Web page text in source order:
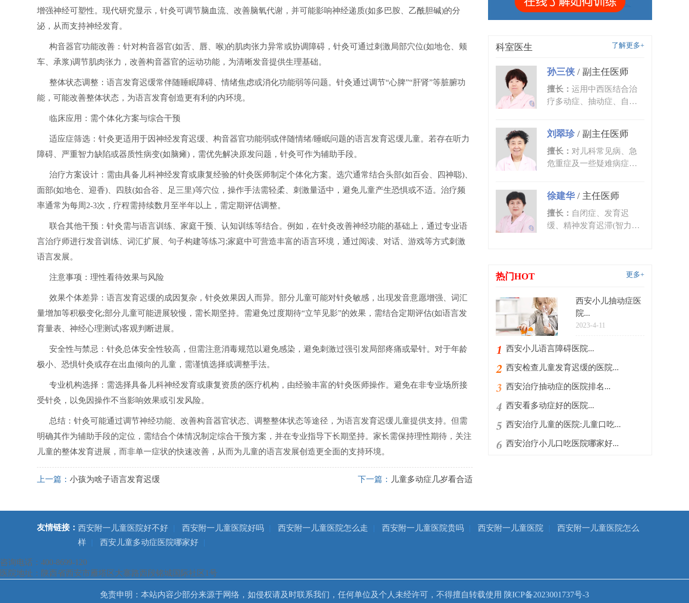
增强神经可塑性。现代研究显示，针灸可调节脑血流、改善脑氧代谢，并可能影响神经递质(如多巴胺、乙酰胆碱)的分
泌，从而支持神经发育。
构音器官功能改善：针对构音器官(如舌、唇、喉)的肌肉张力异常或协调障碍，针灸可通过刺激局部穴位(如地仓、颊
车、承浆)调节肌肉张力，改善构音器官的运动功能，为清晰发音提供生理基础。
整体状态调整：语言发育迟缓常伴随睡眠障碍、情绪焦虑或消化功能弱等问题。针灸通过调节“心脾”“肝肾”等脏腑功
能，可能改善整体状态，为语言发育创造更有利的内环境。
临床应用：需个体化方案与综合干预
适应症筛选：针灸更适用于因神经发育迟缓、构音器官功能弱或伴随情绪/睡眠问题的语言发育迟缓儿童。若存在听力
障碍、严重智力缺陷或器质性病变(如脑瘫)，需优先解决原发问题，针灸可作为辅助手段。
治疗方案设计：需由具备儿科神经发育或康复经验的针灸医师制定个体化方案。选穴通常结合头部(如百会、四神聪)、
面部(如地仓、迎香)、四肢(如合谷、足三里)等穴位，操作手法需轻柔、刺激量适中，避免儿童产生恐惧或不适。治疗频
率通常为每周2-3次，疗程需持续数月至半年以上，需定期评估调整。
联合其他干预：针灸需与语言训练、家庭干预、认知训练等结合。例如，在针灸改善神经功能的基础上，通过专业语
言治疗师进行发音训练、词汇扩展、句子构建等练习;家庭中可营造丰富的语言环境，通过阅读、对话、游戏等方式刺激
语言发展。
注意事项：理性看待效果与风险
效果个体差异：语言发育迟缓的成因复杂，针灸效果因人而异。部分儿童可能对针灸敏感，出现发音意愿增强、词汇
量增加等积极变化;部分儿童可能进展较慢，需长期坚持。需避免过度期待“立竿见影”的效果，需结合定期评估(如语言发
育量表、神经心理测试)客观判断进展。
安全性与禁忌：针灸总体安全性较高，但需注意消毒规范以避免感染，避免刺激过强引发局部疼痛或晕针。对于年龄
极小、恐惧针灸或存在出血倾向的儿童，需谨慎选择或调整手法。
专业机构选择：需选择具备儿科神经发育或康复资质的医疗机构，由经验丰富的针灸医师操作。避免在非专业场所接
受针灸，以免因操作不当影响效果或引发风险。
总结：针灸可能通过调节神经功能、改善构音器官状态、调整整体状态等途径，为语言发育迟缓儿童提供支持。但需
明确其作为辅助手段的定位，需结合个体情况制定综合干预方案，并在专业指导下长期坚持。家长需保持理性期待，关注
儿童的整体发育进展，而非单一症状的快速改善，从而为儿童的语言发展创造更全面的支持环境。
上一篇： 小孩为啥子语言发育迟缓 下一篇： 儿童多动症几岁看合适
了解更多+
科室医生
孙三侠 / 副主任医师
擅长： 运用中西医结合治
疗多动症、抽动症、自闭
刘翠珍/ 副主任医师
擅长： 对儿科常见病、急
危重症及一些疑难病症的
徐建华/ 主任医师
擅长： 自闭症、发育迟
缓、精神发育迟滞(智力低
更多+
热门HOT
西安小儿抽动症医
院...
2023-4-11
西安小儿语言障碍医院...
西安检查儿童发育迟缓的医院...
西安治疗抽动症的医院排名...
西安看多动症好的医院...
西安治疗儿童的医院:儿童口吃...
西安治疗小儿口吃医院哪家好...
友情链接： 西安附一儿童医院好不好 | 西安附一儿童医院好吗 | 西安附一儿童医院怎么走 | 西安附一儿童医院贵吗 | 西安附一儿童医院 |
西安附一儿童医院怎么
样
| 西安儿童多动症医院哪家好 |
咨询电话：400-8699-120
医院地址：陕西省西安市雁塔区大寨路西段铭城国际社区1号
免责申明：本站内容少部分来源于网络，如侵权请及时联系我们，任何单位及个人未经许可，不得擅自转载使用 陕ICP备2023001737号-3